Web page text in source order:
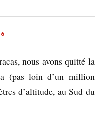
nous avons quitté la
(pas loin d’un million
d’altitude, au Sud du